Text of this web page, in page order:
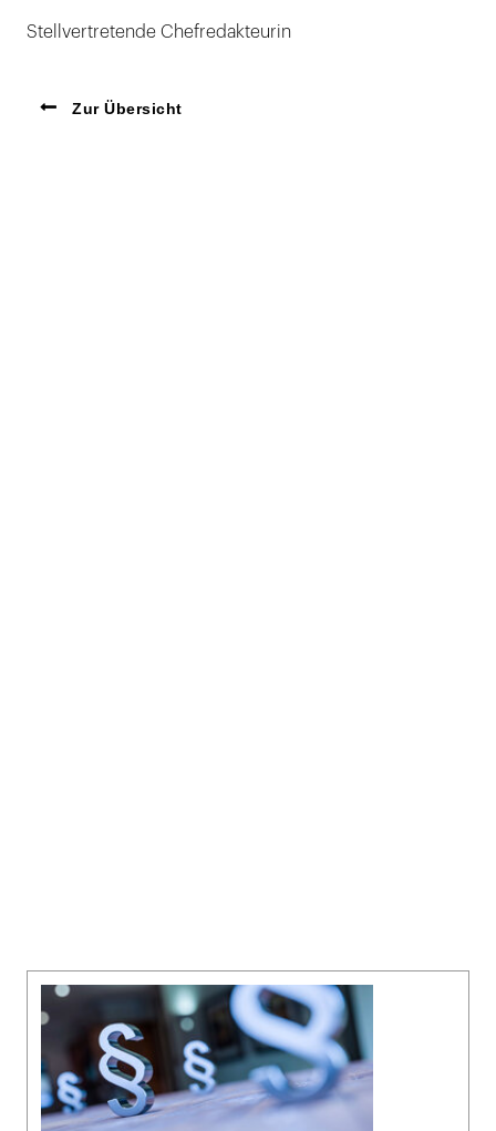
Stellvertretende Chefredakteurin
Zur Übersicht